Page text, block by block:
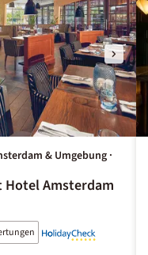
& Umgebung ·
Hotel Amsterdam